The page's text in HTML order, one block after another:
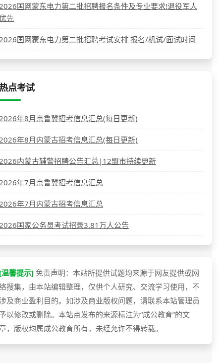
国网蒙东电力第二批招聘报名条件及专业要求!退役军人
先
国网蒙东电力第二批招聘考试安排 报名/机试/面试时间
点考试
年8月京鲁冀招考信息汇总(每日更新)
年8月内蒙古招考信息汇总(每日更新)
内蒙古辅警招聘公告汇总|12盟市持续更新
年7月京鲁冀招考信息汇总
年7月内蒙古招考信息汇总
国家公务员考试招录3.81万人公告
馨提示] 免责声明：本站所提供试题均来源于网友提供或网
搜集，由本站编辑整理，仅供个人研究、交流学习使用，不
及商业盈利目的。如涉及商业版权问题，请联系本站管理员
以修改或删除。本站点发布的来源标注为“成公教育”的文
，版权均属成公教育所有，未经允许不得转载。